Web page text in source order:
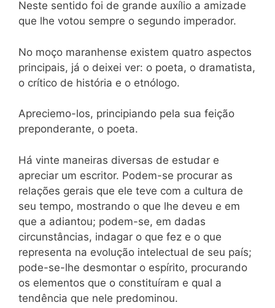
Neste sentido foi de grande auxílio a amizade
que lhe votou sempre o segundo imperador.
No moço maranhense existem quatro aspectos
principais, já o deixei ver: o poeta, o dramatista,
o crítico de história e o etnólogo.
Apreciemo-los, principiando pela sua feição
preponderante, o poeta.
Há vinte maneiras diversas de estudar e
apreciar um escritor. Podem-se procurar as
relações gerais que ele teve com a cultura de
seu tempo, mostrando o que lhe deveu e em
que a adiantou; podem-se, em dadas
circunstâncias, indagar o que fez e o que
representa na evolução intelectual de seu país;
pode-se-lhe desmontar o espírito, procurando
os elementos que o constituíram e qual a
tendência que nele predominou.